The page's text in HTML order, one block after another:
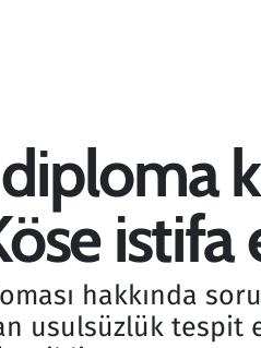
istifa
hakkında
usulsüzlük tespit